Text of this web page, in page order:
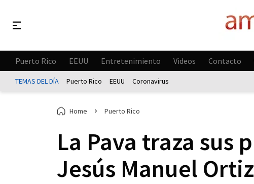
Puerto Rico EEUU Entretenimiento Videos Contacto
TEMAS DEL DÍA Puerto Rico EEUU Coronavirus
Home Puerto Rico
La Pava traza sus
Jesús Manuel Ortiz